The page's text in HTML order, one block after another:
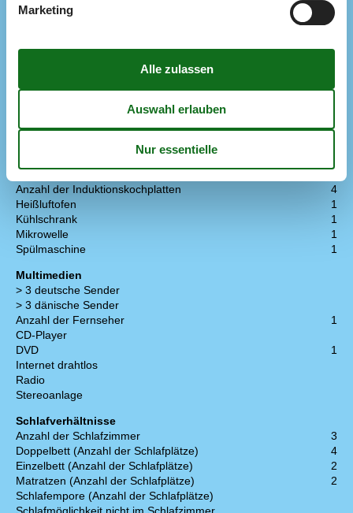
Anzahl der Kinder 4-11 Jahre
2
Gefrierkapazität (Anzahl Liter)
50
Wärmepumpe
Anzahl der Induktionskochplatten
4
Heißluftofen
1
Kühlschrank
1
Mikrowelle
1
Spülmaschine
1
Multimedien
> 3 deutsche Sender
> 3 dänische Sender
Anzahl der Fernseher
1
CD-Player
DVD
1
Internet drahtlos
Radio
Stereoanlage
Schlafverhältnisse
Anzahl der Schlafzimmer
3
Doppelbett (Anzahl der Schlafplätze)
4
Einzelbett (Anzahl der Schlafplätze)
2
Matratzen (Anzahl der Schlafplätze)
2
Schlafempore (Anzahl der Schlafplätze)
Marketing